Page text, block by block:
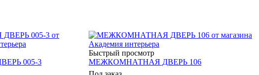
005-3
Быстрый просмотр
МЕЖКОМНАТНАЯ ДВЕРЬ 106